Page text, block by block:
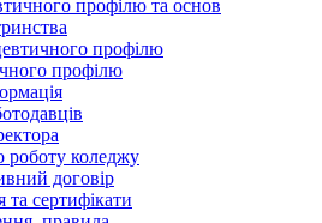
профілю та основ
профілю
профілю
роботу коледжу
договір
та сертифікати